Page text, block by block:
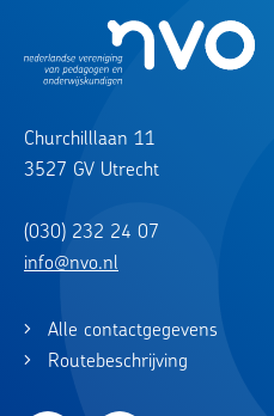
Churchilllaan 11
3527 GV Utrecht
(030) 232 24 07
info@nvo.nl
Alle contactgegevens
Routebeschrijving